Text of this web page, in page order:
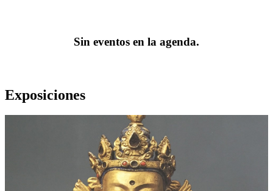
Sin eventos en la agenda.
Exposiciones